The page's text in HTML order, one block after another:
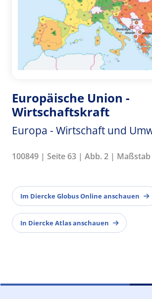
Europäische Union -
Wirtschaftskraft
Europa - Wirtschaft und
100849 | Seite 63 | Abb. 2 | Maßstab
Im Diercke Globus Online anschauen
In Diercke Atlas anschauen